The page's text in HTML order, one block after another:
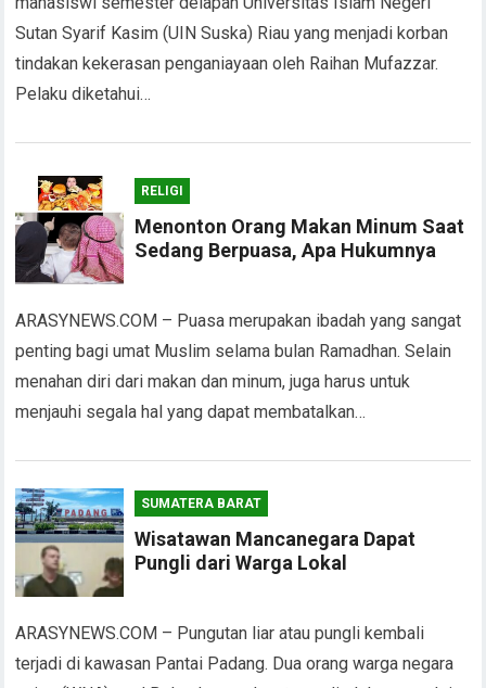
Sutan Syarif Kasim (UIN Suska) Riau yang menjadi korban
tindakan kekerasan penganiayaan oleh Raihan Mufazzar.
Pelaku diketahui…
RELIGI
Menonton Orang Makan Minum Saat
Sedang Berpuasa, Apa Hukumnya
ARASYNEWS.COM – Puasa merupakan ibadah yang sangat
penting bagi umat Muslim selama bulan Ramadhan. Selain
menahan diri dari makan dan minum, juga harus untuk
menjauhi segala hal yang dapat membatalkan…
SUMATERA BARAT
Wisatawan Mancanegara Dapat
Pungli dari Warga Lokal
ARASYNEWS.COM – Pungutan liar atau pungli kembali
terjadi di kawasan Pantai Padang. Dua orang warga negara